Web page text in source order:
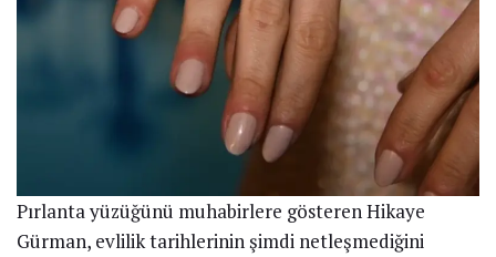
Pırlanta yüzüğünü muhabirlere gösteren Hikaye
Gürman, evlilik tarihlerinin şimdi netleşmediğini